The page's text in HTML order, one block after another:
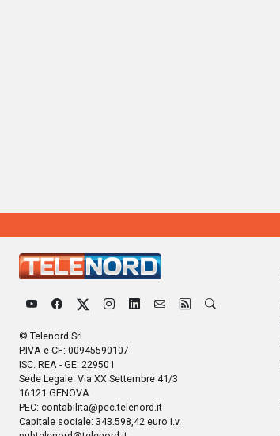
© Telenord Srl
P.IVA e CF: 00945590107
ISC. REA - GE: 229501
Sede Legale: Via XX Settembre 41/3
16121 GENOVA
PEC: contabilita@pec.telenord.it
Capitale sociale: 343.598,42 euro i.v.